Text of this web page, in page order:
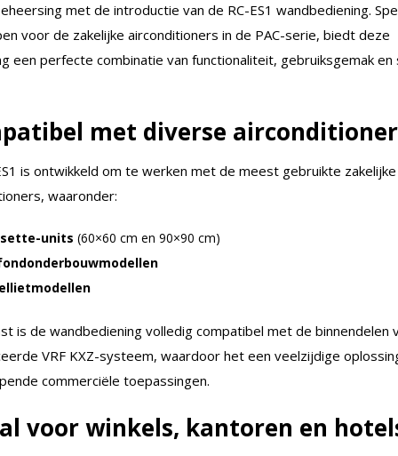
met de introductie van de RC-ES1 wandbediening.
voor de zakelijke airconditioners in de PAC-serie, biedt deze
een perfecte combinatie van functionaliteit, gebruiksgemak en
met diverse
is ontwikkeld om te werken met de meest gebruikte zakelijke
waaronder:
units (60×60 cm en 90×90 cm)
is de wandbediening volledig compatibel met de binnendelen
VRF KXZ-systeem, waardoor het een veelzijdige
commerciële toepassingen.
voor winkels, kantoren en